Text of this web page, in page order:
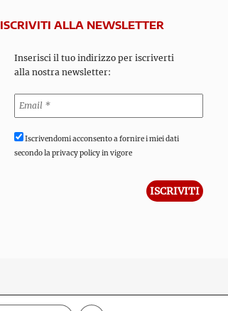
ISCRIVITI ALLA NEWSLETTER
Inserisci il tuo indirizzo per iscriverti
alla nostra newsletter:
Iscrivendomi acconsento a fornire i miei dati
secondo la privacy policy in vigore